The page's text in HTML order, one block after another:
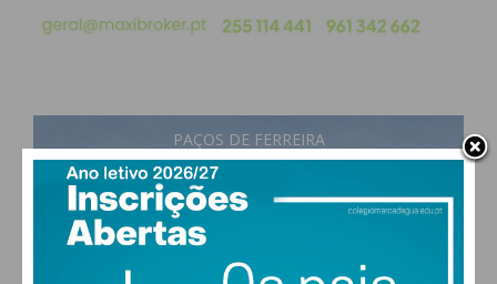
PAÇOS DE FERREIRA
25°
56% humidade